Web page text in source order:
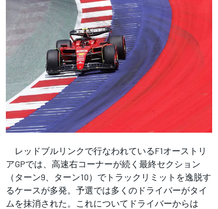
レッドブルリンクで行なわれているF1オーストリ
アGPでは、高速右コーナーが続く最終セクション
（ターン9、ターン10）でトラックリミットを逸脱す
るケースが多発。予選では多くのドライバーがタイ
ムを抹消された。これについてドライバーからは